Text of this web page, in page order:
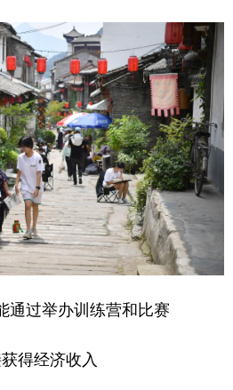
通过举办训练营和比赛
得经济收入